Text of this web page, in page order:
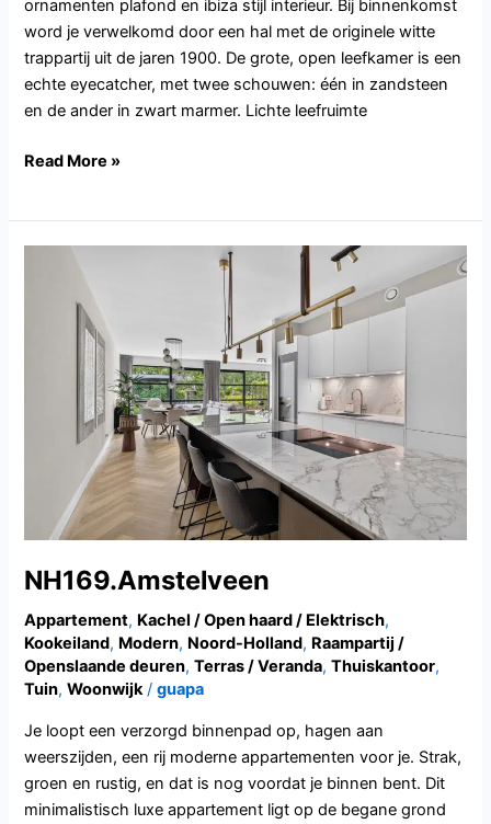
ornamenten plafond en ibiza stijl interieur. Bij binnenkomst
word je verwelkomd door een hal met de originele witte
trappartij uit de jaren 1900. De grote, open leefkamer is een
echte eyecatcher, met twee schouwen: één in zandsteen
en de ander in zwart marmer. Lichte leefruimte
Read More »
NH169.Amstelveen
Appartement, Kachel / Open haard / Elektrisch,
Kookeiland, Modern, Noord-Holland, Raampartij /
Openslaande deuren,Terras / Veranda,Thuiskantoor,
Tuin,Woonwijk/guapa
Je loopt een verzorgd binnenpad op, hagen aan
weerszijden, een rij moderne appartementen voor je. Strak,
groen en rustig, en dat is nog voordat je binnen bent. Dit
minimalistisch luxe appartement ligt op de begane grond